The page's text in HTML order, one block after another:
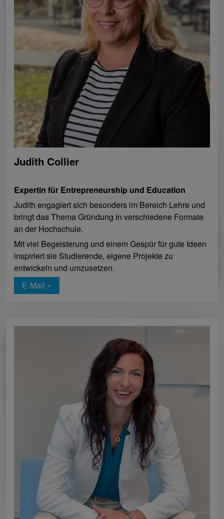
Judith Collier
Expertin für Entrepreneurship und Education
Judith engagiert sich besonders im Bereich Lehre und
bringt das Thema Gründung in verschiedene Formate
an der Hochschule.
Mit viel Begeisterung und einem Gespür für gute Ideen
inspiriert sie Studierende, eigene Projekte zu
entwickeln und umzusetzen.
E-Mail »